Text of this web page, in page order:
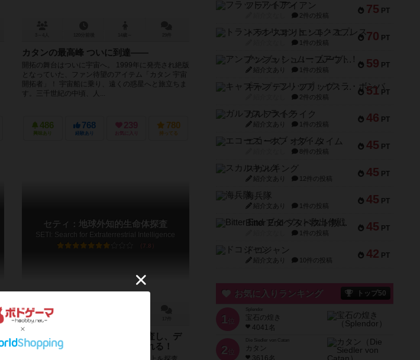
カタンの最高峰 ついに到達――
開拓の舞台はついに宇宙へ。 1999年に発売され絶版
となっていた、ファン待望のアイテム「カタン 宇宙
開拓者」！ 宇宙船に乗り、遠くの惑星へと旅立ちま
す。三千世紀の中頃、人...
486
興味あり
768
経験あり
239
お気に入り
780
持ってる
セティ：地球外知的生命体探査
SETI: Search for Extraterrestrial Intelligence
7.8
1～4人
探査機を惑星に着陸、恒星を調査し、デ
ータを解析すれば、異星人が現れる！
75 PT
フラットアイアン
2件の投稿
70 PT
トランスオリエント・エクスプレス
1件の投稿
59 PT
アンブッシュ！：ムーブアウト！
紹介文あり 1件の投稿
51 PT
キャプテン・フリップ：イスラ・ボンバ
2件の投稿
46 PT
ガルフストライク
紹介文あり 1件の投稿
45 PT
エコーズ・オブ・タイム
8件の投稿
45 PT
スカルキング
紹介文あり 12件の投稿
45 PT
海兵隊
紹介文あり 1件の投稿
45 PT
Bitter End ブタペスト救出作戦
1件の投稿
42 PT
ドコジャン
紹介文あり 10件の投稿
お気に入りランキング トップ50
1 位
宝石の煌き
4041名
2 位
Die Siedler von Catan
カタン
3616名